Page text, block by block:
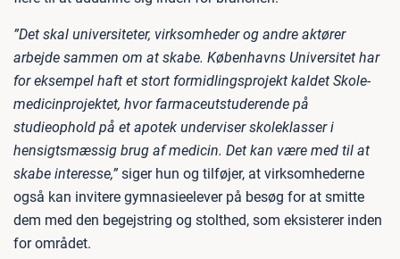
”Det skal universiteter, virksomheder og andre aktører
arbejde sammen om at skabe. Københavns Universitet har
for eksempel haft et stort formidlingsprojekt kaldet Skole-
medicinprojektet, hvor farmaceutstuderende på
studieophold på et apotek underviser skoleklasser i
hensigtsmæssig brug af medicin. Det kan være med til at
skabe interesse,” siger hun og tilføjer, at virksomhederne
også kan invitere gymnasieelever på besøg for at smitte
dem med den begejstring og stolthed, som eksisterer inden
for området.